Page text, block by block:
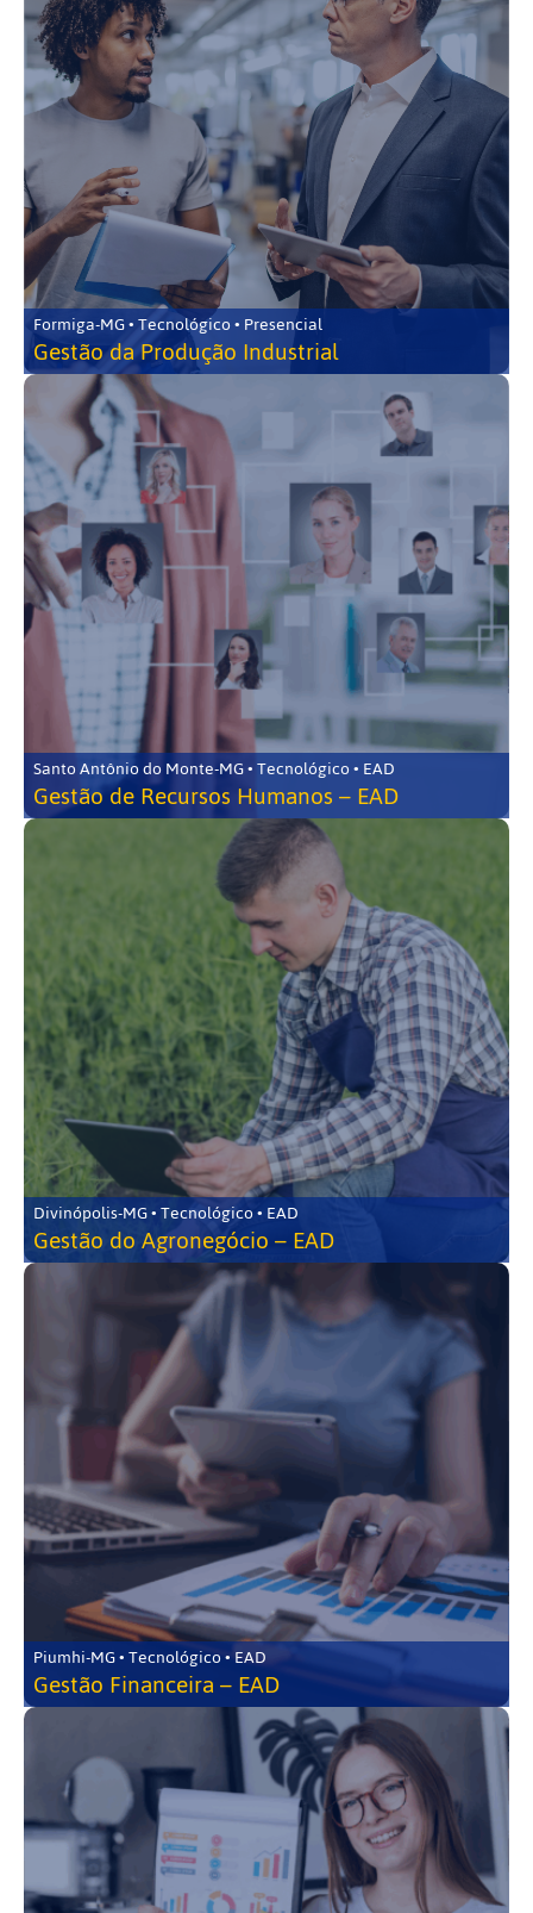
Formiga-MG • Tecnológico • Presencial
Gestão da Produção Industrial
Santo Antônio do Monte-MG • Tecnológico • EAD
Gestão de Recursos Humanos – EAD
Divinópolis-MG • Tecnológico • EAD
Gestão do Agronegócio – EAD
Piumhi-MG • Tecnológico • EAD
Gestão Financeira – EAD